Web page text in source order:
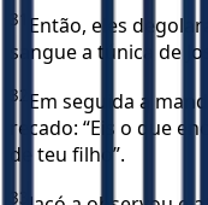
31
Então, eles
sangue a túnica de
32 Em seguida a
recado: “Eis o que
de teu filho”.
33